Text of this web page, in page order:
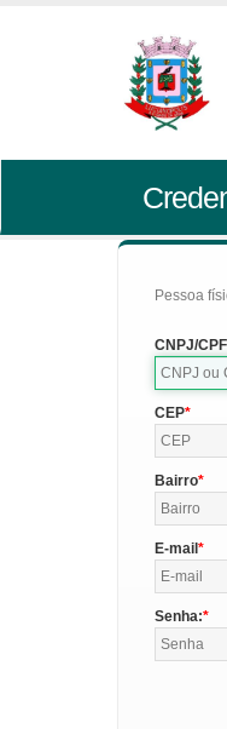
Pessoa
CNPJ/CPF
CEP
Bairro
E-mail
Senha: